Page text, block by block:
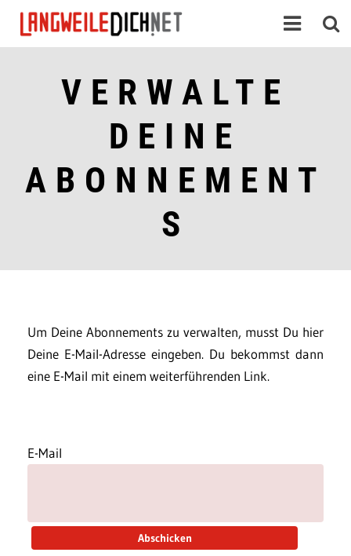
VERWALTE
DEINE
ABONNEMENT
S
Um Deine Abonnements zu verwalten, musst Du hier
Deine E-Mail-Adresse eingeben. Du bekommst dann
eine E-Mail mit einem weiterführenden Link.
E-Mail